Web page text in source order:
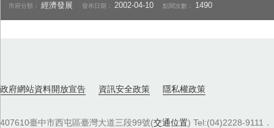
市府分類：經濟發展 發布日期： 2002-04-10 點閱次數： 1490
政府網站資料開放宣告 資訊安全政策 隱私權政策
407610臺中市西屯區臺灣大道三段99號(交通位置) Tel:(04)2228-9111．